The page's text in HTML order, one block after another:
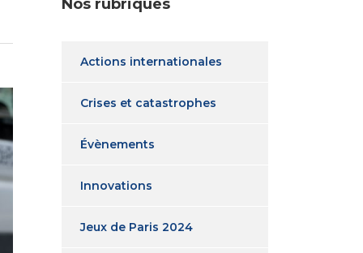
Nos rubriques
Actions internationales
Crises et catastrophes
Évènements
Innovations
Jeux de Paris 2024